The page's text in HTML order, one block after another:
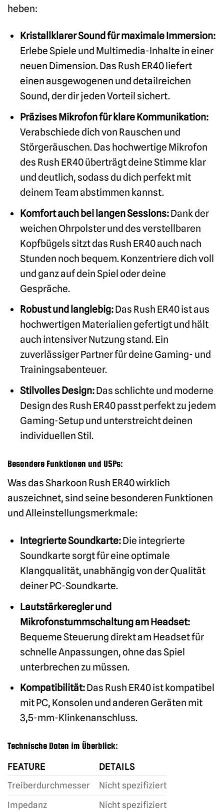
heben:
Kristallklarer Sound für maximale Immersion:
Erlebe Spiele und Multimedia-Inhalte in einer
neuen Dimension. Das Rush ER40 liefert
einen ausgewogenen und detailreichen
Sound, der dir jeden Vorteil sichert.
Präzises Mikrofon für klare Kommunikation:
Verabschiede dich von Rauschen und
Störgeräuschen. Das hochwertige Mikrofon
des Rush ER40 überträgt deine Stimme klar
und deutlich, sodass du dich perfekt mit
deinem Team abstimmen kannst.
Komfort auch bei langen Sessions:Dank der
weichen Ohrpolster und des verstellbaren
Kopfbügels sitzt das Rush ER40 auch nach
Stunden noch bequem. Konzentriere dich voll
und ganz auf dein Spiel oder deine
Gespräche.
Robust und langlebig:Das Rush ER40 ist aus
hochwertigen Materialien gefertigt und hält
auch intensiver Nutzung stand. Ein
zuverlässiger Partner für deine Gaming- und
Trainingsabenteuer.
Stilvolles Design:Das schlichte und moderne
Design des Rush ER40 passt perfekt zu jedem
Gaming-Setup und unterstreicht deinen
individuellen Stil.
Besondere Funktionen und USPs:
Was das Sharkoon Rush ER40 wirklich
auszeichnet, sind seine besonderen Funktionen
und Alleinstellungsmerkmale:
Integrierte Soundkarte:Die integrierte
Soundkarte sorgt für eine optimale
Klangqualität, unabhängig von der Qualität
deiner PC-Soundkarte.
Lautstärkeregler und
Mikrofonstummschaltung am Headset:
Bequeme Steuerung direkt am Headset für
schnelle Anpassungen, ohne das Spiel
unterbrechen zu müssen.
Kompatibilität:Das Rush ER40 ist kompatibel
mit PC, Konsolen und anderen Geräten mit
3,5-mm-Klinkenanschluss.
Technische Daten im Überblick:
FEATURE
DETAILS
Treiberdurchmesser
Nicht spezifiziert
Impedanz
Nicht spezifiziert